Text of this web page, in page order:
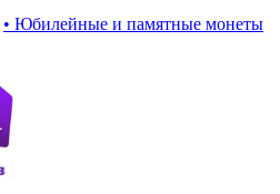
• Юбилейные и памятные монеты